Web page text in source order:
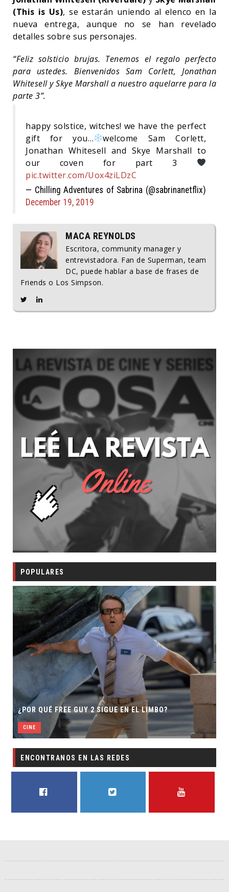
(This is Us), se estarán uniendo al elenco en la
nueva entrega, aunque no se han revelado
detalles sobre sus personajes.
“Feliz solsticio brujas. Tenemos el regalo perfecto
para ustedes. Bienvenidos Sam Corlett, Jonathan
Whitesell y Skye Marshall a nuestro aquelarre para la
parte 3”.
happy solstice, witches! we have the perfect
gift for you…
welcome Sam Corlett,
Jonathan Whitesell and Skye Marshall to
our coven for part 3
pic.twitter.com/Uox4ziLDzC
— Chilling Adventures of Sabrina (@sabrinanetflix)
December 19, 2019
MACA REYNOLDS
Escritora, community manager y
entrevistadora. Fan de Superman, team
DC, puede hablar a base de frases de
Friends o Los Simpson.
POPULARES
¿POR QUÉ FREE GUY 2 SIGUE EN EL LIMBO?
CINE
ENCONTRANOS EN LAS REDES